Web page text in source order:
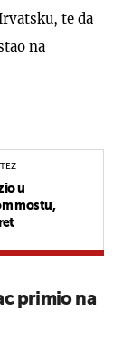
te da
na
u
mostu,
primio na